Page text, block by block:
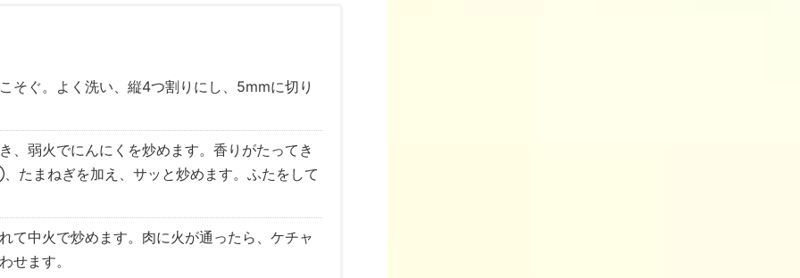
そぐ。よく洗い、縦4つ割りにし、5mmに切り
、弱火でにんにくを炒めます。香りがたってき
たまねぎを加え、サッと炒めます。ふたをして
て中火で炒めます。肉に火が通ったら、ケチャ
せます。